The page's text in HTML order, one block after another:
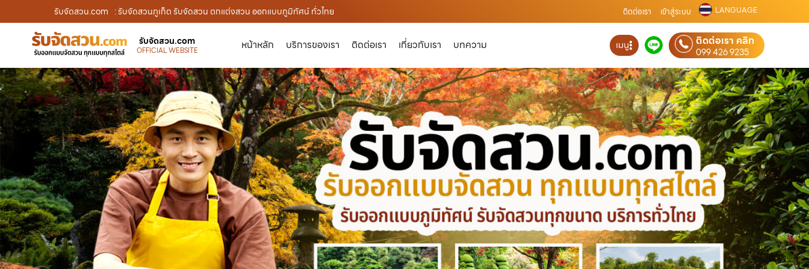
รับจัดสวน.com : รับจัดสวนภูเก็ต รับจัดสวน ตกแต่งสวน ออกแบบภูมิทัศน์ ทั่วไทย ติดต่อเรา เข้าสู่ระบบ LANGUAGE
รับจัดสวน.com
OFFICIAL WEBSITE หน้าหลัก บริการของเรา ติดต่อเรา เกี่ยวกับเรา บทความ เมนู ติดต่อเรา คลิก
099 426 9235